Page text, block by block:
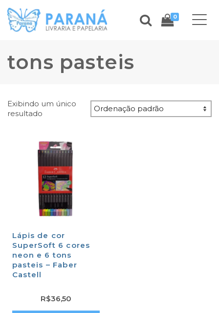
0
tons pasteis
Exibindo um único
resultado
Lápis de cor
SuperSoft 6 cores
neon e 6 tons
pasteis – Faber
Castell
R$36,50